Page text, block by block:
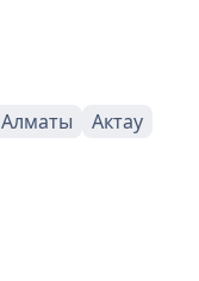
Алматы
Актау